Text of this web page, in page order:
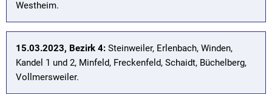
Westheim.
15.03.2023, Bezirk 4: Steinweiler, Erlenbach, Winden,
Kandel 1 und 2, Minfeld, Freckenfeld, Schaidt, Büchelberg,
Vollmersweiler.